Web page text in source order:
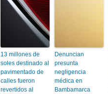
13 millones de
soles destinado al
pavimentado de
calles fueron
revertidos al
Denuncian
presunta
negligencia
médica en
Bambamarca